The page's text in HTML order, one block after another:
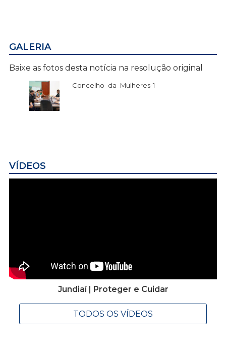
GALERIA
Baixe as fotos desta notícia na resolução original
Concelho_da_Mulheres-1
VÍDEOS
Jundiaí | Proteger e Cuidar
TODOS OS VÍDEOS